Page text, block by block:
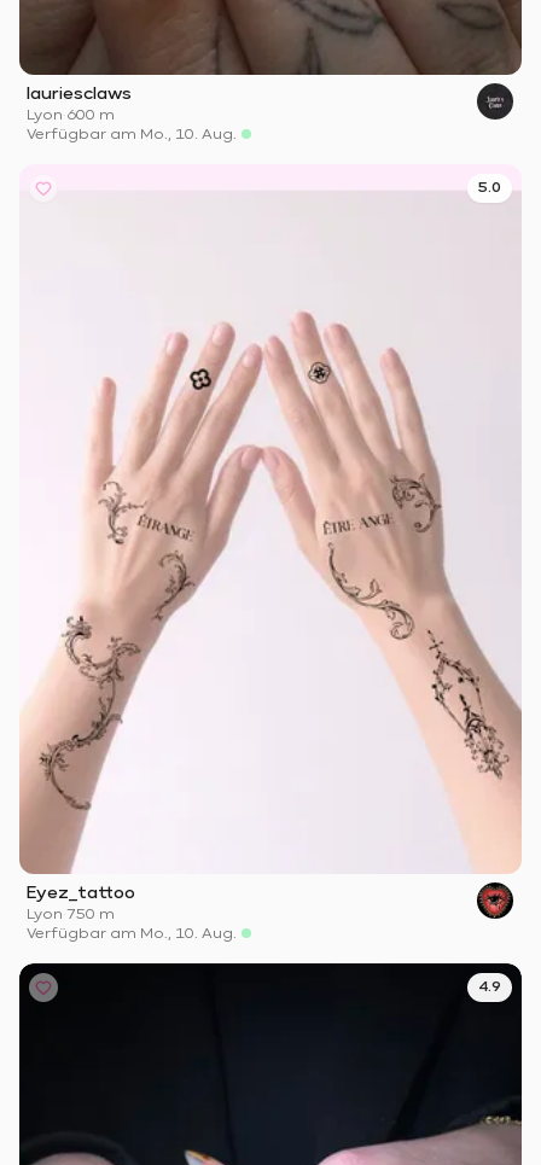
lauriesclaws
Lyon·600 m
Verfügbar am Mo., 10. Aug.
5.0
Eyez_tattoo
Lyon· 750 m
Verfügbar am Mo., 10. Aug.
4.9